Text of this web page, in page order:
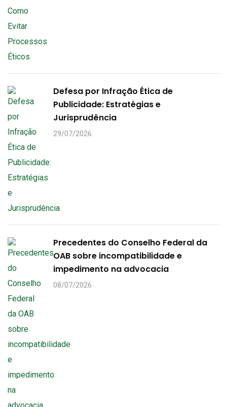
Defesa por Infração Ética de
Publicidade: Estratégias e
Jurisprudência
29/07/2026
Precedentes do Conselho Federal da
OAB sobre incompatibilidade e
impedimento na advocacia
08/07/2026